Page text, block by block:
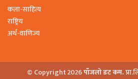
कला-साहित्य
राष्ट्रिय
अर्थ-वाणिज्य
© Copyright 2026पाँजलो डट कम.